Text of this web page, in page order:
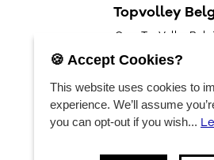
Topvolley
Over
Nieuws →
Bookings →
🍪 Accept Cookies?
This website uses cookies to
experience. We’ll assume
you can opt-out if you wish...